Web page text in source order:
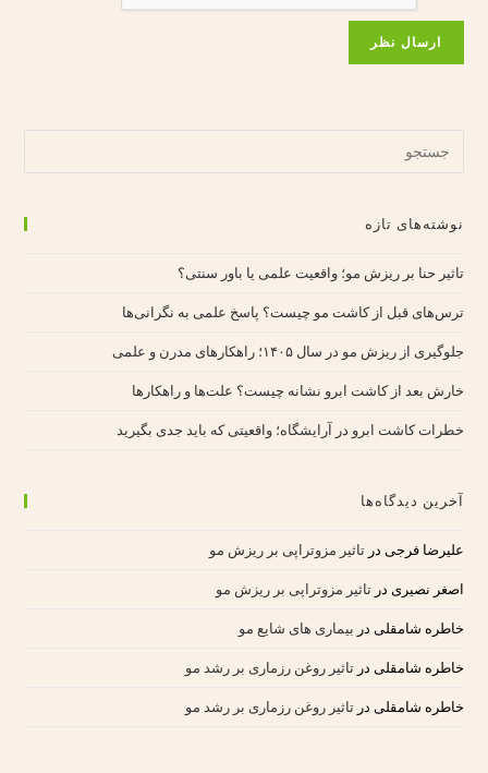
نوشته‌های تازه
تاثیر حنا بر ریزش مو؛ واقعیت علمی یا باور سنتی؟
ترس‌های قبل از کاشت مو چیست؟ پاسخ علمی به نگرانی‌ها
جلوگیری از ریزش مو در سال ۱۴۰۵؛ راهکارهای مدرن و علمی
خارش بعد از کاشت ابرو نشانه چیست؟ علت‌ها و راهکارها
خطرات کاشت ابرو در آرایشگاه؛ واقعیتی که باید جدی بگیرید
آخرین دیدگاه‌ها
علیرضا فرجی درتاثیر مزوتراپی بر ریزش مو
اصغر نصیری درتاثیر مزوتراپی بر ریزش مو
خاطره شامقلی در بیماری های شایع مو
خاطره شامقلی درتاثیر روغن رزماری بر رشد مو
خاطره شامقلی درتاثیر روغن رزماری بر رشد مو